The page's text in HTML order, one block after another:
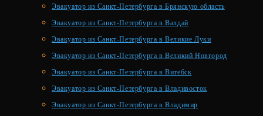
Эвакуатор из Санкт-Петербурга в Брянскую область
Эвакуатор из Санкт-Петербурга в Валдай
Эвакуатор из Санкт-Петербурга в Великие Луки
Эвакуатор из Санкт-Петербурга в Великий Новгород
Эвакуатор из Санкт-Петербурга в Витебск
Эвакуатор из Санкт-Петербурга в Владивосток
Эвакуатор из Санкт-Петербурга в Владимир